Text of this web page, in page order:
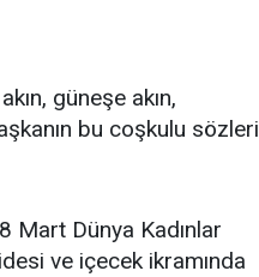
güneşe akın,
bu coşkulu sözleri
Mart Dünya Kadınlar
ve içecek ikramında